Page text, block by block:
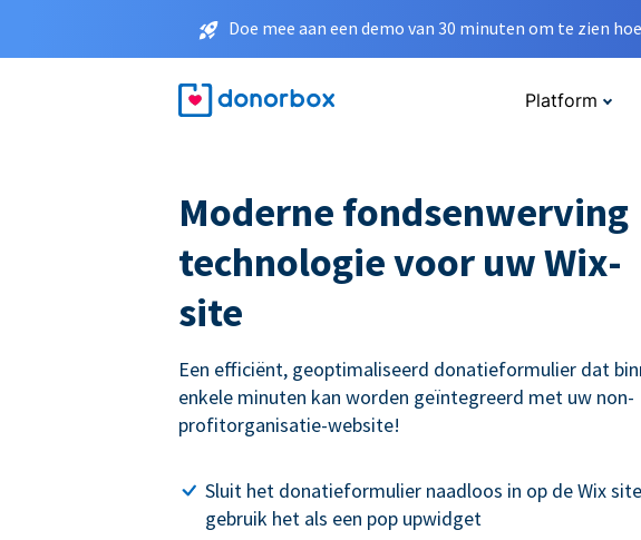
Doe mee aan een demo van 30 minuten om te zien
Platform
Moderne fondsenwerving
technologie voor uw Wix-
site
Een efficiënt, geoptimaliseerd donatieformulier dat
enkele minuten kan worden geïntegreerd met uw non-
profitorganisatie-website!
Sluit het donatieformulier naadloos in op de Wix
gebruik het als een pop upwidget